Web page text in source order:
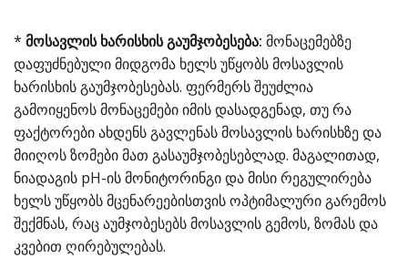
* მოსავლის ხარისხის გაუმჯობესება: მონაცემებზე
დაფუძნებული მიდგომა ხელს უწყობს მოსავლის
ხარისხის გაუმჯობესებას. ფერმერს შეუძლია
გამოიყენოს მონაცემები იმის დასადგენად, თუ რა
ფაქტორები ახდენს გავლენას მოსავლის ხარისხზე და
მიიღოს ზომები მათ გასაუმჯობესებლად. მაგალითად,
ნიადაგის pH-ის მონიტორინგი და მისი რეგულირება
ხელს უწყობს მცენარეებისთვის ოპტიმალური გარემოს
შექმნას, რაც აუმჯობესებს მოსავლის გემოს, ზომას და
კვებით ღირებულებას.